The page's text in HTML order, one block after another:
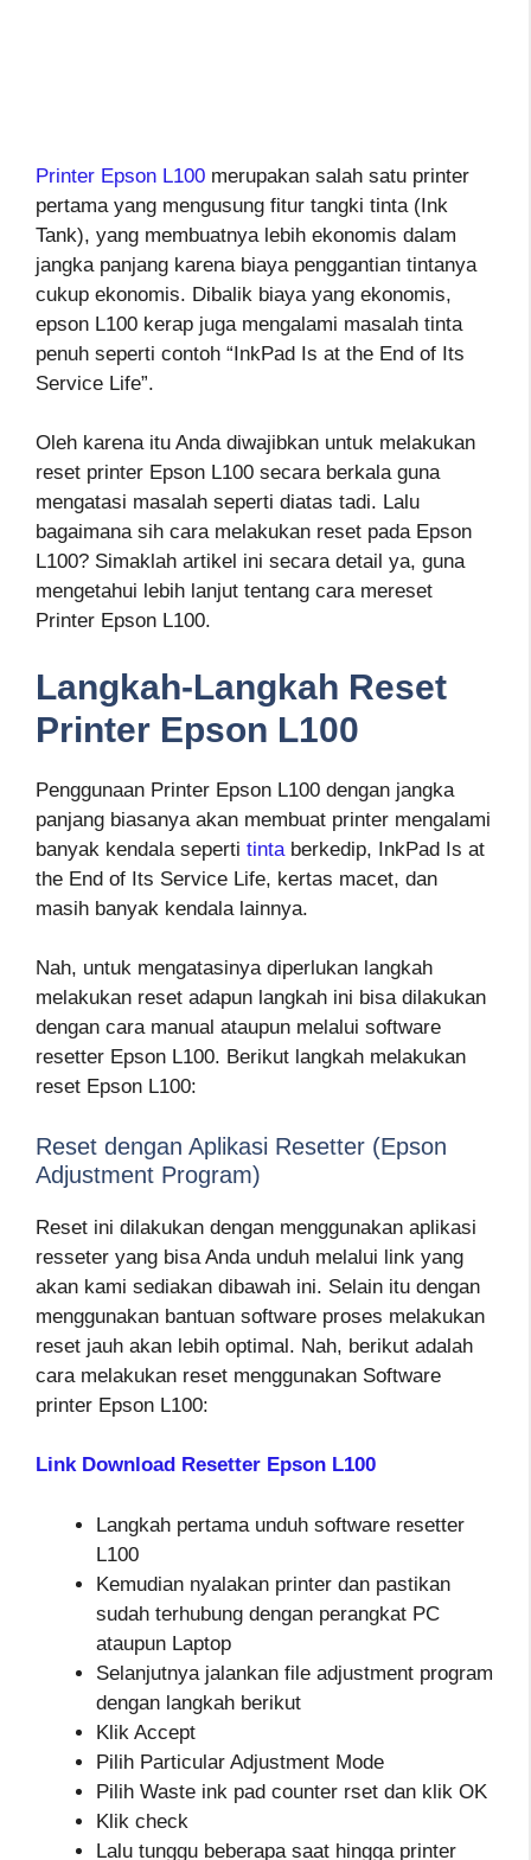
Printer Epson L100 merupakan salah satu printer
pertama yang mengusung fitur tangki tinta (Ink
Tank), yang membuatnya lebih ekonomis dalam
jangka panjang karena biaya penggantian tintanya
cukup ekonomis. Dibalik biaya yang ekonomis,
epson L100 kerap juga mengalami masalah tinta
penuh seperti contoh “InkPad Is at the End of Its
Service Life”.
Oleh karena itu Anda diwajibkan untuk melakukan
reset printer Epson L100 secara berkala guna
mengatasi masalah seperti diatas tadi. Lalu
bagaimana sih cara melakukan reset pada Epson
L100? Simaklah artikel ini secara detail ya, guna
mengetahui lebih lanjut tentang cara mereset
Printer Epson L100.
Langkah-Langkah Reset
Printer Epson L100
Penggunaan Printer Epson L100 dengan jangka
panjang biasanya akan membuat printer mengalami
banyak kendala seperti tinta berkedip, InkPad Is at
the End of Its Service Life, kertas macet, dan
masih banyak kendala lainnya.
Nah, untuk mengatasinya diperlukan langkah
melakukan reset adapun langkah ini bisa dilakukan
dengan cara manual ataupun melalui software
resetter Epson L100. Berikut langkah melakukan
reset Epson L100:
Reset dengan Aplikasi Resetter (Epson
Adjustment Program)
Reset ini dilakukan dengan menggunakan aplikasi
resseter yang bisa Anda unduh melalui link yang
akan kami sediakan dibawah ini. Selain itu dengan
menggunakan bantuan software proses melakukan
reset jauh akan lebih optimal. Nah, berikut adalah
cara melakukan reset menggunakan Software
printer Epson L100:
Link Download Resetter Epson L100
Langkah pertama unduh software resetter
L100
Kemudian nyalakan printer dan pastikan
sudah terhubung dengan perangkat PC
ataupun Laptop
Selanjutnya jalankan file adjustment program
dengan langkah berikut
Klik Accept
Pilih Particular Adjustment Mode
Pilih Waste ink pad counter rset dan klik OK
Klik check
Lalu tunggu beberapa saat hingga printer